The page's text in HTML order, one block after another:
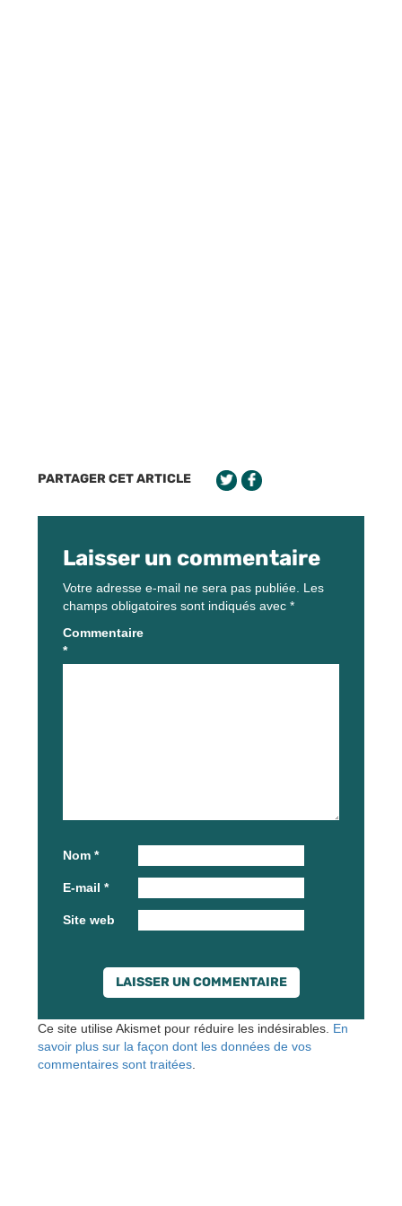
PARTAGER CET ARTICLE
Laisser un commentaire
Votre adresse e-mail ne sera pas publiée. Les
champs obligatoires sont indiqués avec *
Commentaire
*
Nom *
E-mail *
Site web
Ce site utilise Akismet pour réduire les indésirables. En
savoir plus sur la façon dont les données de vos
commentaires sont traitées